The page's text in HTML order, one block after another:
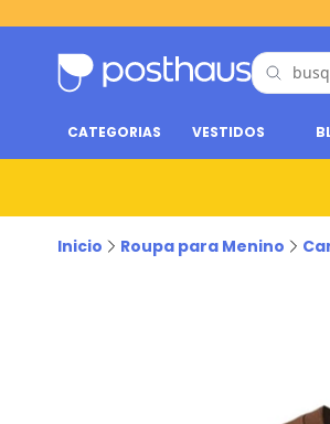
CATEGORIAS VESTIDOS
Inicio Roupa para Menino